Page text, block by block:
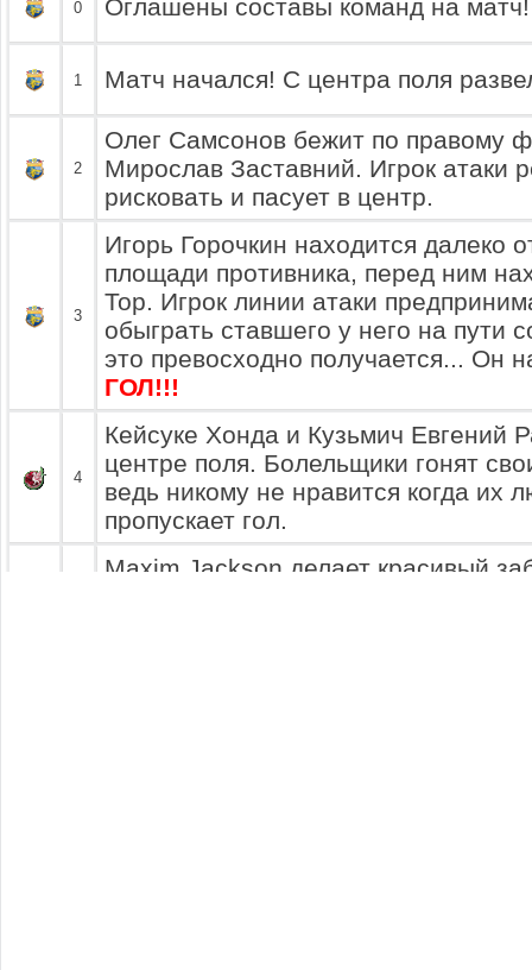
0 Оглашены составы команд на матч!
1 Матч начался! С центра поля
2
Олег Самсонов бежит по правому
Мирослав Заставний. Игрок атаки
рисковать и пасует в центр.
3
Игорь Горочкин находится далеко
площади противника, перед ним
Тор. Игрок линии атаки
обыграть ставшего у него на пути
это превосходно получается... Он
ГОЛ!!!
4
Кейсуке Хонда и Кузьмич Евгений
центре поля. Болельщики гонят
ведь никому не нравится когда их
пропускает гол.
Maxim Jackson делает красивый